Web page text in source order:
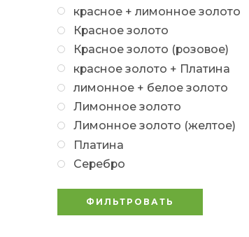
красное + лимонное золото
Красное золото
Красное золото (розовое)
красное золото + Платина
лимонное + белое золото
Лимонное золото
Лимонное золото (желтое)
Платина
Серебро
ФИЛЬТРОВАТЬ